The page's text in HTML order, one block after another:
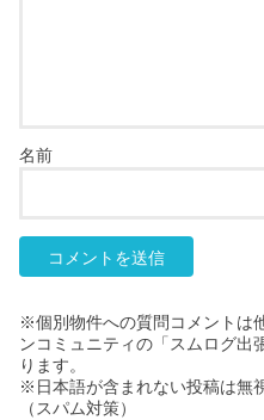
名前
※個別物件への質問コメントは
ンコミュニティの「スムログ出
ります。
※日本語が含まれない投稿は無
（スパム対策）